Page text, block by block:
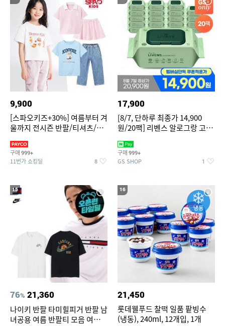
9,900
[스파오키즈+30%] 여름부터 겨
울까지 전시즌 반팔/티셔츠/셋
구매 999+
11번가 쇼킹딜 8
17,900
[8/7, 단하루 최종가 14,900
원/20팩] 리벤스 알로그랑 고평
구매 999+
GS SHOP 1
15
76% 21,360
나이키 반팔 타미힐피거 반팔 남
녀공용 여름 반팔티 모음 여름
16
21,450
롯데웰푸드 찰떡 일품 팥빙수
(냉동), 240ml, 12개입, 1개